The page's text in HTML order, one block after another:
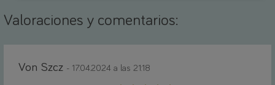
Valoraciones y comentarios:
Von Szcz - 17.04.2024 a las 21:18